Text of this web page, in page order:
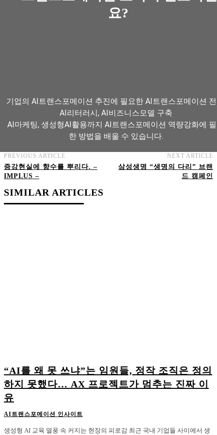
요?
기업의 AI트랜스포메이션 추진에 필요한 AI트랜스포메이션
AI리터러시, AI비즈니스모델 구축
AI마케팅, 생성형AI활용까지 AI트랜스포메이션 역량강화에
한 방법을 배울 수 있습니다.
AI트랜스포메이션 아카데미 교육과정 보기
PREVIOUS ARTICLE
증강현실에 향수를 뿌리다. –
IMPLUS –
NEXT ARTICLE
삼성생명 “생명의 다리” 브랜
드 캠페인
SIMILAR ARTICLES
“AI를 왜 못 쓰냐”는 임원들, 정작 조직은 정의
하지 못했다… AX 프로젝트가 멈추는 진짜 이
유
AI트랜스포메이션 인사이트
생성형 AI 교육 열풍 속 커지는 현장의 피로감 최근 국내 기업들 사이에서 생